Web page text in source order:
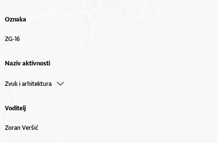
Oznaka
ZG-16
Naziv aktivnosti
Zvuk i arhitektura
Voditelj
Zoran Veršić